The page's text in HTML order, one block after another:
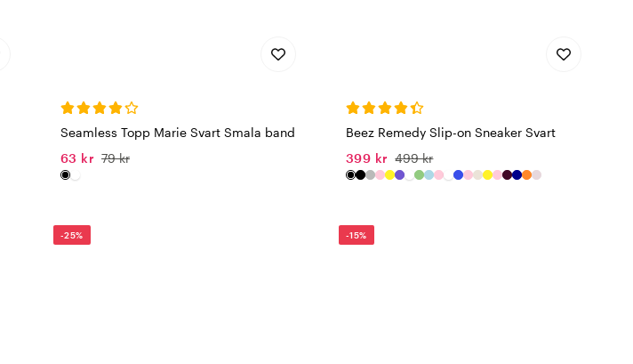
Seamless Topp Marie Svart Smala band
63 kr 79 kr
Beez Remedy Slip-on Sneaker Svart
399 kr 499 kr
-25% -15%